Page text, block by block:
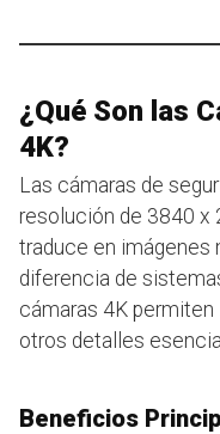
¿Qué Son las
4K?
Las cámaras de
resolución de 3840 x
traduce en imágenes
diferencia de
cámaras 4K
otros detalles
Beneficios